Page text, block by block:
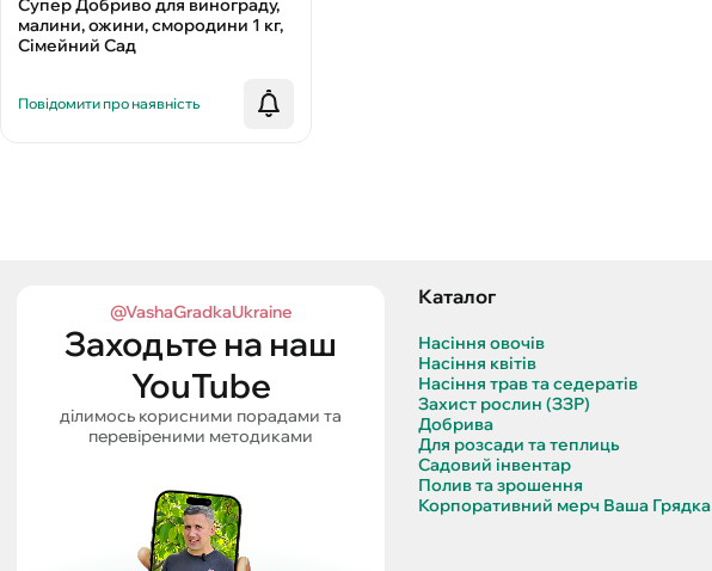
Супер Добриво для винограду,
малини, ожини, смородини 1 кг,
Сімейний Сад
Повідомити про наявність
@VashaGradkaUkraine
Заходьте на наш
YouTube
ділимось корисними порадами та
перевіреними методиками
Каталог
Насіння овочів
Насіння квітів
Насіння трав та седератів
Захист рослин (ЗЗР)
Добрива
Для розсади та теплиць
Садовий інвентар
Полив та зрошення
Корпоративний мерч Ваша Грядка